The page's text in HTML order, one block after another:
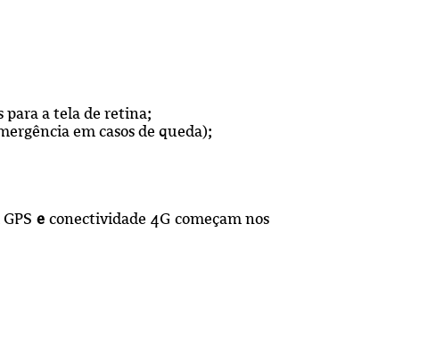
para a tela de retina;
em casos de queda);
GPSe conectividade 4G começam nos